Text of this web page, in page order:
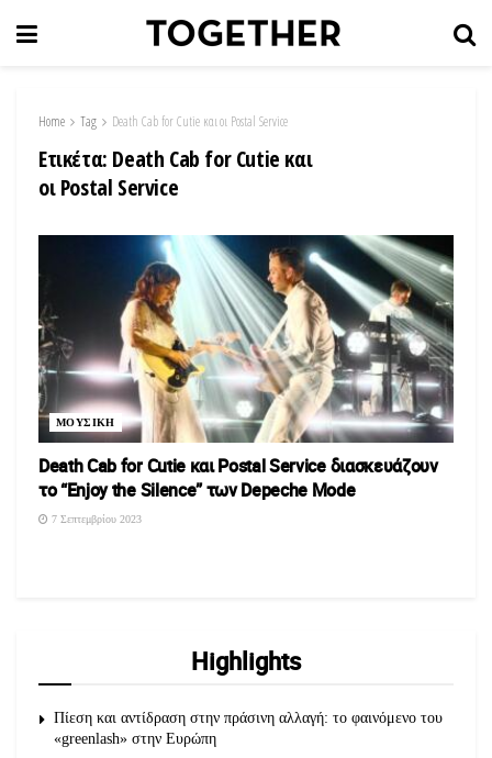
Home Tag Death Cab for Cutie και οι Postal Service
Ετικέτα: Death Cab for Cutie και
οι Postal Service
ΜΟΥΣΙΚΗ
Death Cab for Cutie και Postal Service διασκευάζουν
το “Enjoy the Silence” των Depeche Mode
7 Σεπτεμβρίου 2023
Highlights
Πίεση και αντίδραση στην πράσινη αλλαγή: το φαινόμενο του
«greenlash» στην Ευρώπη